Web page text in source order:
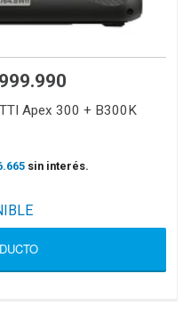
Apex 300 + B300K
sin interés.